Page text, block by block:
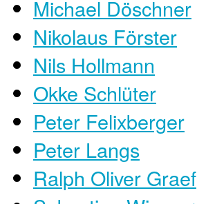
Michael Döschner
Nikolaus Förster
Nils Hollmann
Okke Schlüter
Peter Felixberger
Peter Langs
Ralph Oliver Graef